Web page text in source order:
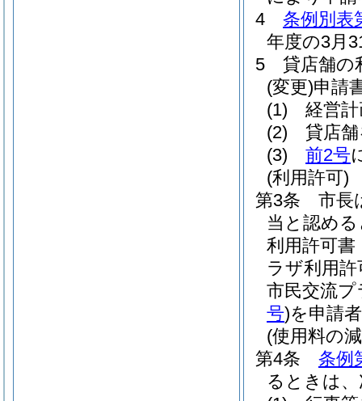
4
条例別表
年度の3月
5
貸店舗の
(変更)申請
(1)
経営
(2)
貸店
(3)
前2号
(利用許可)
第3条
市長
当と認め
利用許可書
ラザ利用
市民交流
号)を申請
(使用料の
第4条
条例
るときは